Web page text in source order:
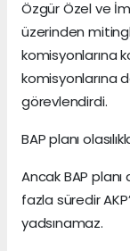
Özgür Özel ve
üzerinden
komisyonlarına
komisyonlarına
görevlendirdi.
BAP planı
Ancak BAP
fazla süredir
yadsınamaz.